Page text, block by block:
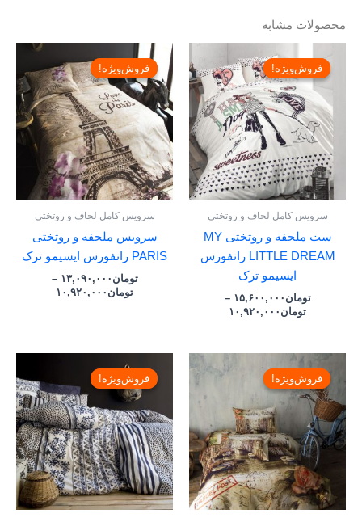
محصولات مشابه
فروش‌ویژه!
فروش‌ویژه!
سرویس کامل لحاف و روتختی
ست ملحفه و روتختی MY
LITTLE DREAM رانفورس
ایسیمو ترک
تومان ۱۵,۶۰۰,۰۰۰ –
تومان ۱۰,۹۲۰,۰۰۰
تومان۱۰,۹۲۰,۰۰۰
through
تومان۱۵,۶۰۰,۰۰۰
فروش‌ویژه!
فروش‌ویژه!
سرویس کامل لحاف و روتختی
سرویس ملحفه و روتختی
PARIS رانفورس ایسیمو ترک
تومان ۱۳,۰۹۰,۰۰۰ –
تومان ۱۰,۹۲۰,۰۰۰
Price
through
تومان۱۳,۰۹۰,۰۰۰
فروش‌ویژه!
فروش‌ویژه!
اصلی:
تومان۱۵,۶۰۰,۰۰۰
فعلی:
فروش‌ویژه!
فروش‌ویژه!
اصلی:
تومان۱۲,۹۰۰,۰۰۰
بود.